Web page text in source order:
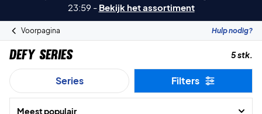
23:59 - Bekijk het assortiment
Voorpagina Hulp nodig?
Defy Series 5 stk.
Series Filters
Meest populair